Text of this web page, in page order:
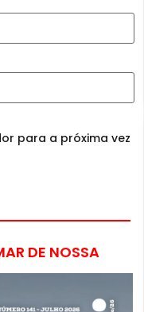
para a próxima vez
DE NOSSA